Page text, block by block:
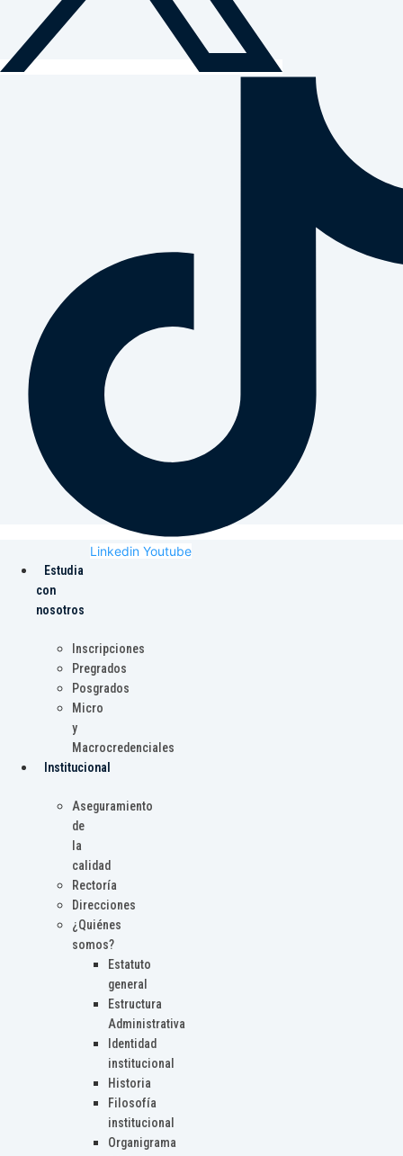
Linkedin Youtube
Estudia
con
nosotros
Inscripciones
Pregrados
Posgrados
Micro
y
Macrocredenciales
Institucional
Aseguramiento
de
la
calidad
Rectoría
Direcciones
¿Quiénes
somos?
Estatuto
general
Estructura
Administrativa
Identidad
institucional
Historia
Filosofía
institucional
Organigrama